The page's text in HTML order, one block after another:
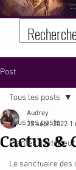
Post
Tous les posts
Plantes d'intérieur
Le sanctuaire des
Tous les posts
Cactus &
Audrey
23 sept. 2022 1